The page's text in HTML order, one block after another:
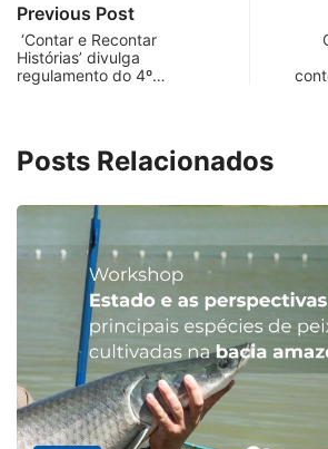
Previous Post
‘Contar e Recontar
Histórias’ divulga
regulamento do 4º…
Posts Relacionados
MINAS GERAIS